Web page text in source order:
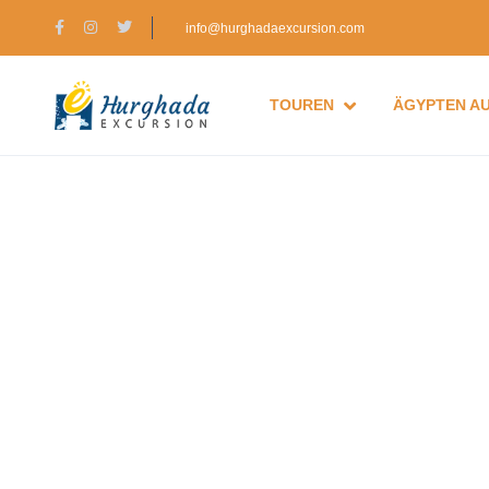
info@hurghadaexcursion.com
TOUREN ÄGYPTEN